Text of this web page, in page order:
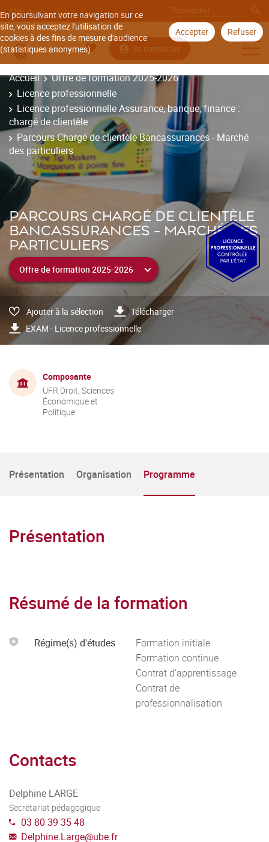
En poursuivant votre navigation sur ce
site, vous acceptez l'utilisation de
cookies à des fins de mesure d'audience
(statistiques anonymes).
Accepter Refuser
Aller à
Se connecter
Accueil
Offre de formation 2025-2026
Licence professionnelle
Licence professionnelle Assurance, banque, finance :
chargé de clientèle
Parcours Chargé de clientèle Bancassurances - Marché
des particuliers
PARCOURS CHARGÉ DE CLIENTÈLE
BANCASSURANCES - MARCHÉ DES
PARTICULIERS
Ajouter à la sélection
Télécharger
EXAM - Licence professionnelle
Composante
UFR Droit, Sciences
Économique et
Politique
Présentation Organisation Programme
Présentation
Résumé de la formation
Régime(s) d'études
Formation initiale
Formation continue
Contrat d'apprentissage
Contrat de
professionnalisation
Contacts
Delphine LARGE
Secrétariat pédagogique
03 80 39 35 48
Delphine.Large@ube.fr